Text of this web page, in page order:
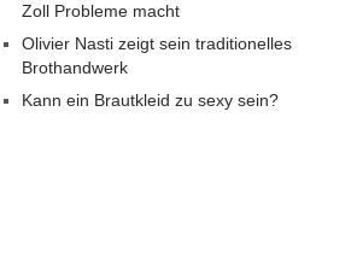
Zoll Probleme macht
Olivier Nasti zeigt sein traditionelles
Brothandwerk
Kann ein Brautkleid zu sexy sein?